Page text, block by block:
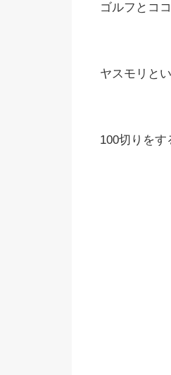
ゴルフとコ
ヤスモリと
100切りをす